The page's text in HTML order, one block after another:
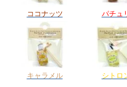
ココナッツ パチュ
キャラメル シトロ